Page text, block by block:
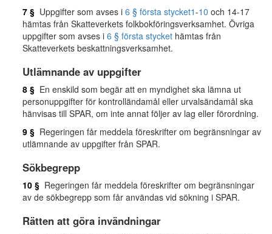
7 § Uppgifter som avses i 6 § första stycket1-10 och 14-17
hämtas från Skatteverkets folkbokföringsverksamhet. Övriga
uppgifter som avses i 6 § första stycket hämtas från
Skatteverkets beskattningsverksamhet.
Utlämnande av uppgifter
8 § En enskild som begär att en myndighet ska lämna ut
personuppgifter för kontrolländamål eller urvalsändamål ska
hänvisas till SPAR, om inte annat följer av lag eller förordning.
9 § Regeringen får meddela föreskrifter om begränsningar av
utlämnande av uppgifter från SPAR.
Sökbegrepp
10 § Regeringen får meddela föreskrifter om begränsningar
av de sökbegrepp som får användas vid sökning i SPAR.
Rätten att göra invändningar